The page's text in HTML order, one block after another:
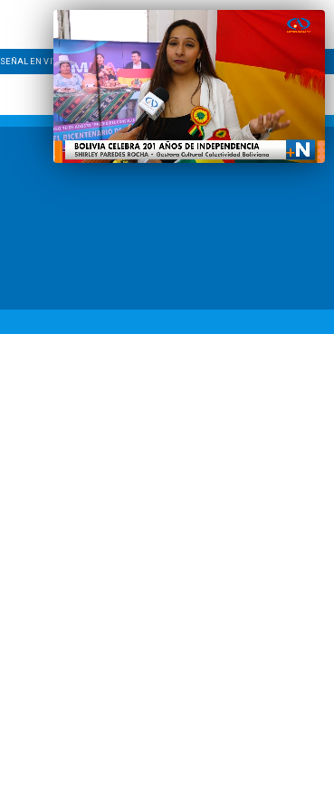
SEÑAL EN VIVO CONTACTO LÍNEA EDITORIAL